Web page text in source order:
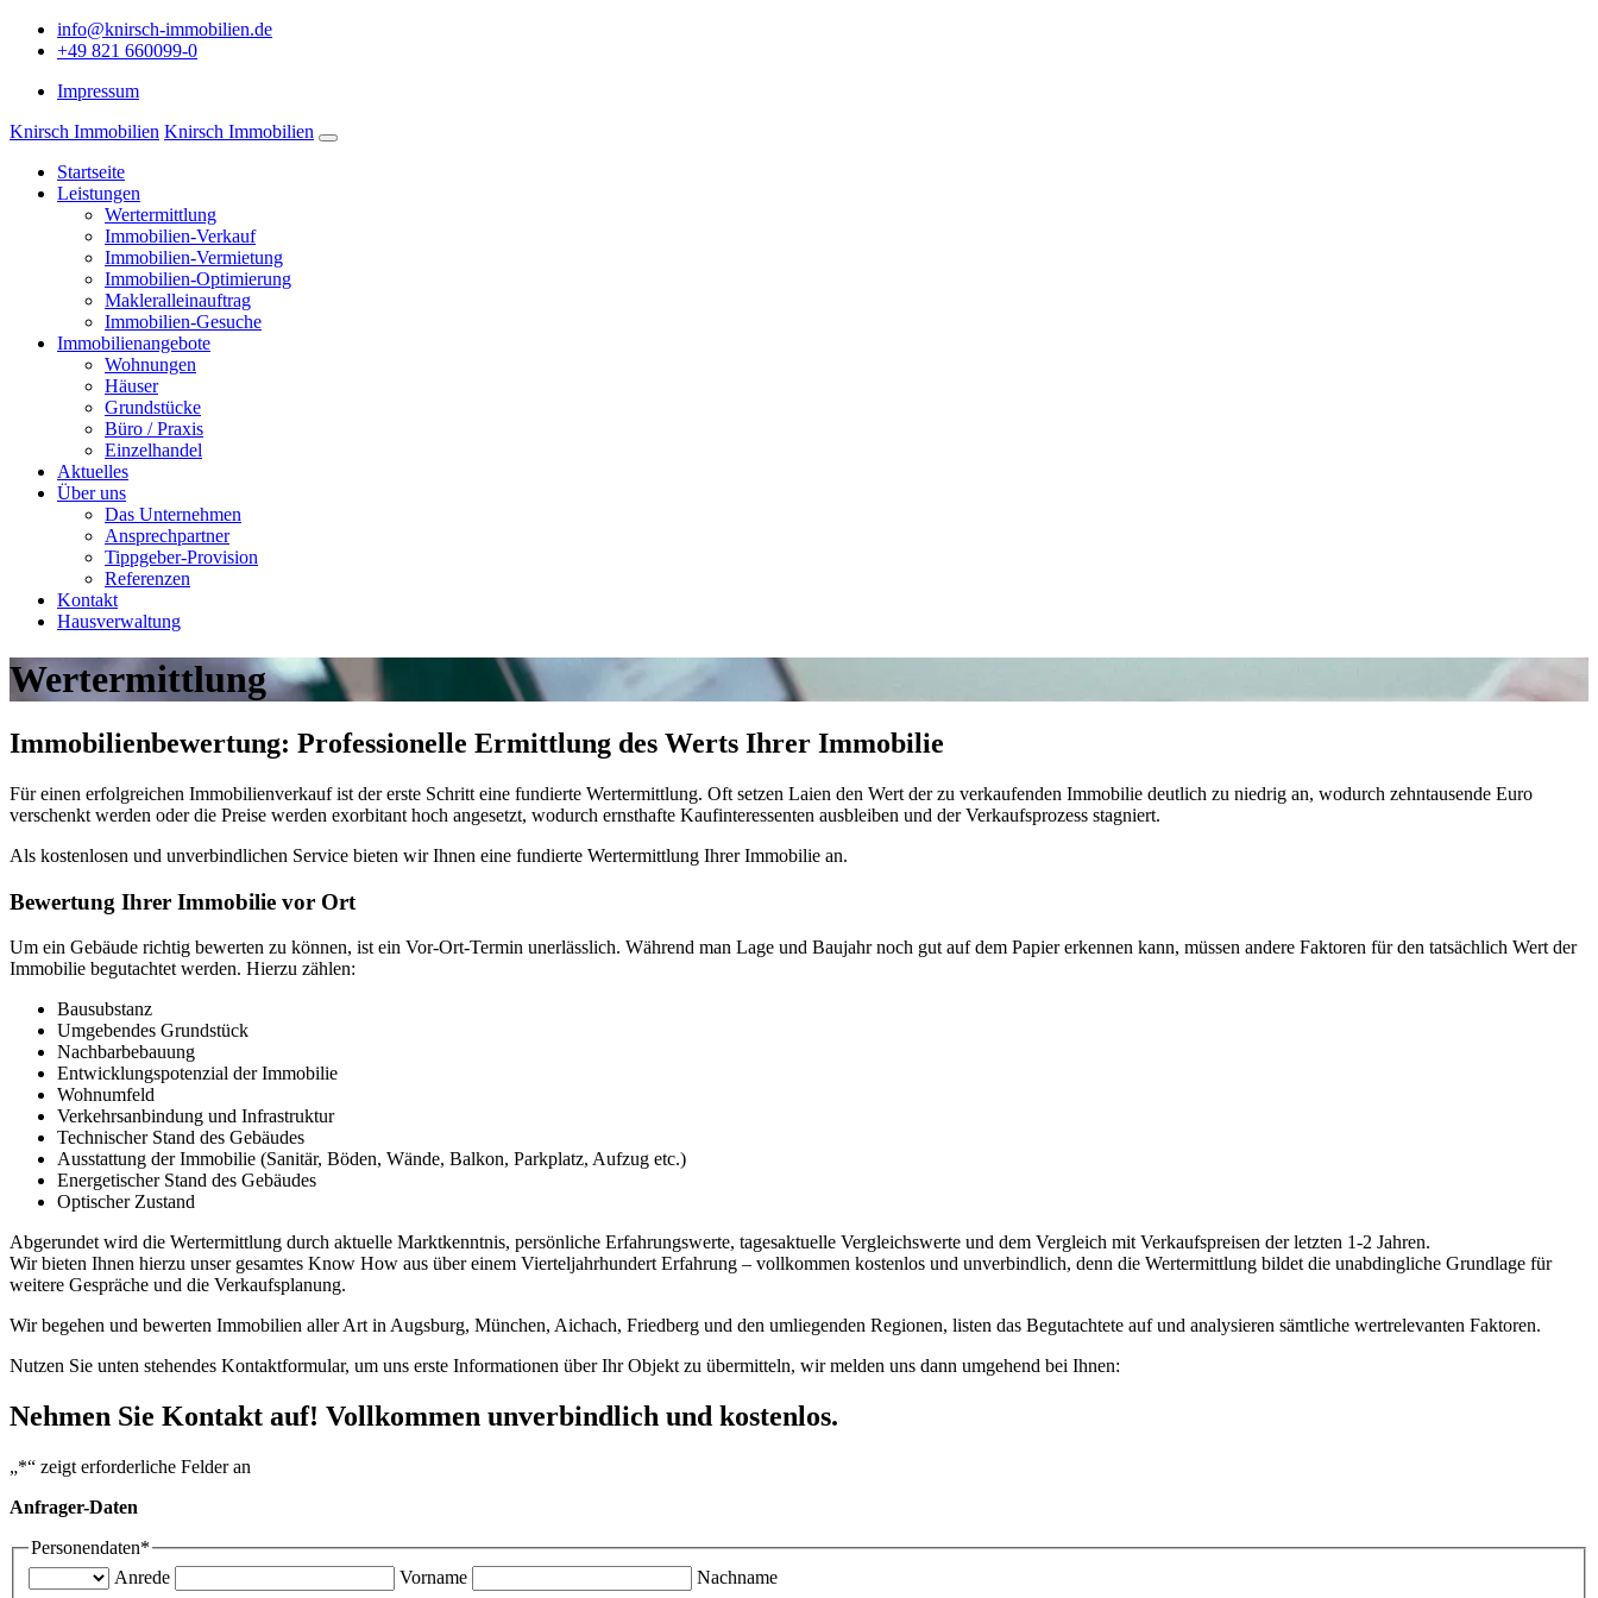
info@knirsch-immobilien.de
+49 821 660099-0
Impressum
Knirsch Immobilien Knirsch Immobilien
Startseite
Leistungen
Wertermittlung
Immobilien-Verkauf
Immobilien-Vermietung
Immobilien-Optimierung
Makleralleinauftrag
Immobilien-Gesuche
Immobilienangebote
Wohnungen
Häuser
Grundstücke
Büro / Praxis
Einzelhandel
Aktuelles
Über uns
Das Unternehmen
Ansprechpartner
Tippgeber-Provision
Referenzen
Kontakt
Hausverwaltung
Wertermittlung
Immobilienbewertung: Professionelle Ermittlung des Werts Ihrer Immobilie
Für einen erfolgreichen Immobilienverkauf ist der erste Schritt eine fundierte Wertermittlung. Oft setzen Laien den Wert der zu verkaufenden Immobilie deutlich zu niedrig an, wodurch zehntausende Euro
verschenkt werden oder die Preise werden exorbitant hoch angesetzt, wodurch ernsthafte Kaufinteressenten ausbleiben und der Verkaufsprozess stagniert.
Als kostenlosen und unverbindlichen Service bieten wir Ihnen eine fundierte Wertermittlung Ihrer Immobilie an.
Bewertung Ihrer Immobilie vor Ort
Um ein Gebäude richtig bewerten zu können, ist ein Vor-Ort-Termin unerlässlich. Während man Lage und Baujahr noch gut auf dem Papier erkennen kann, müssen andere Faktoren für den tatsächlich Wert der
Immobilie begutachtet werden. Hierzu zählen:
Bausubstanz
Umgebendes Grundstück
Nachbarbebauung
Entwicklungspotenzial der Immobilie
Wohnumfeld
Verkehrsanbindung und Infrastruktur
Technischer Stand des Gebäudes
Ausstattung der Immobilie (Sanitär, Böden, Wände, Balkon, Parkplatz, Aufzug etc.)
Energetischer Stand des Gebäudes
Optischer Zustand
Abgerundet wird die Wertermittlung durch aktuelle Marktkenntnis, persönliche Erfahrungswerte, tagesaktuelle Vergleichswerte und dem Vergleich mit Verkaufspreisen der letzten 1-2 Jahren.
Wir bieten Ihnen hierzu unser gesamtes Know How aus über einem Vierteljahrhundert Erfahrung – vollkommen kostenlos und unverbindlich, denn die Wertermittlung bildet die unabdingliche Grundlage für
weitere Gespräche und die Verkaufsplanung.
Wir begehen und bewerten Immobilien aller Art in Augsburg, München, Aichach, Friedberg und den umliegenden Regionen, listen das Begutachtete auf und analysieren sämtliche wertrelevanten Faktoren.
Nutzen Sie unten stehendes Kontaktformular, um uns erste Informationen über Ihr Objekt zu übermitteln, wir melden uns dann umgehend bei Ihnen:
Nehmen Sie Kontakt auf! Vollkommen unverbindlich und kostenlos.
„*“ zeigt erforderliche Felder an
Anfrager-Daten
Personendaten*
Anrede
Vorname
Nachname